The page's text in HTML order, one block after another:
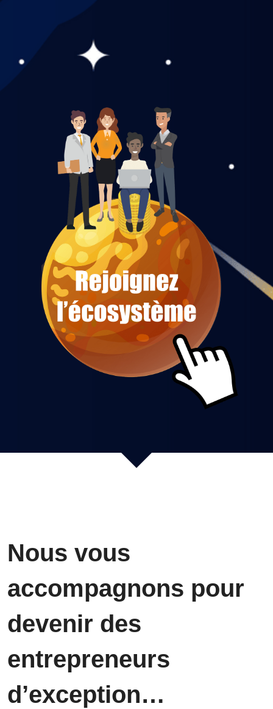
Nous vous
accompagnons pour
devenir des
entrepreneurs
d’exception…